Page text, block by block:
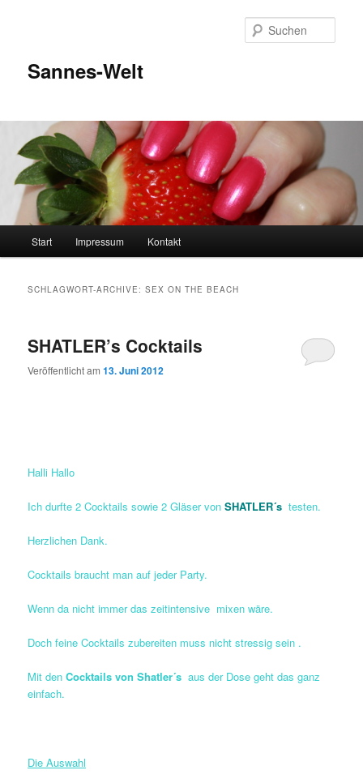
Sannes-Welt
Start Impressum Kontakt
SCHLAGWORT-ARCHIVE:SEX ON THE BEACH
SHATLER’s Cocktails
Veröffentlicht am13. Juni 2012
Halli Hallo
Ich durfte 2 Cocktails sowie 2 Gläser vonSHATLER´s testen.
Herzlichen Dank.
Cocktails braucht man auf jeder Party.
Wenn da nicht immer das zeitintensive mixen wäre.
Doch feine Cocktails zubereiten muss nicht stressig sein .
Mit denCocktails von Shatler´s aus der Dose geht das ganz
einfach.
Die Auswahl